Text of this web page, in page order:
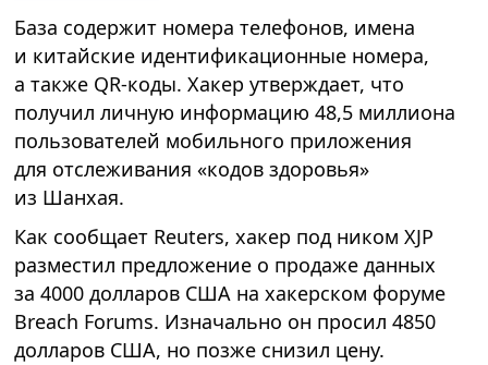
База содержит номера телефонов, имена
и китайские идентификационные номера,
а также QR-коды. Хакер утверждает, что
получил личную информацию 48,5 миллиона
пользователей мобильного приложения
для отслеживания «кодов здоровья»
из Шанхая.
Как сообщает Reuters, хакер под ником XJP
разместил предложение о продаже данных
за 4000 долларов США на хакерском форуме
Breach Forums. Изначально он просил 4850
долларов США, но позже снизил цену.